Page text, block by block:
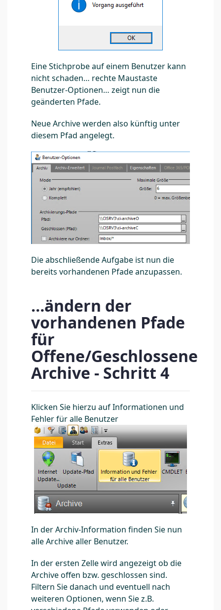
Eine Stichprobe auf einem Benutzer kann
nicht schaden… rechte Maustaste
Benutzer-Optionen… zeigt nun die
geänderten Pfade.
Neue Archive werden also künftig unter
diesem Pfad angelegt.
Die abschließende Aufgabe ist nun die
bereits vorhandenen Pfade anzupassen.
…ändern der
vorhandenen Pfade
für
Offene/Geschlossene
Archive - Schritt 4
Klicken Sie hierzu auf Informationen und
Fehler für alle Benutzer
In der Archiv-Information finden Sie nun
alle Archive aller Benutzer.
In der ersten Zelle wird angezeigt ob die
Archive offen bzw. geschlossen sind.
Filtern Sie danach und eventuell nach
weiteren Optionen, wenn Sie z.B.